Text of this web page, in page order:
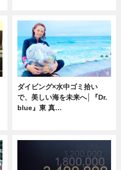
ダイビング×水中ゴミ拾い
で、美しい海を未来へ│『Dr.
blue』東 真…